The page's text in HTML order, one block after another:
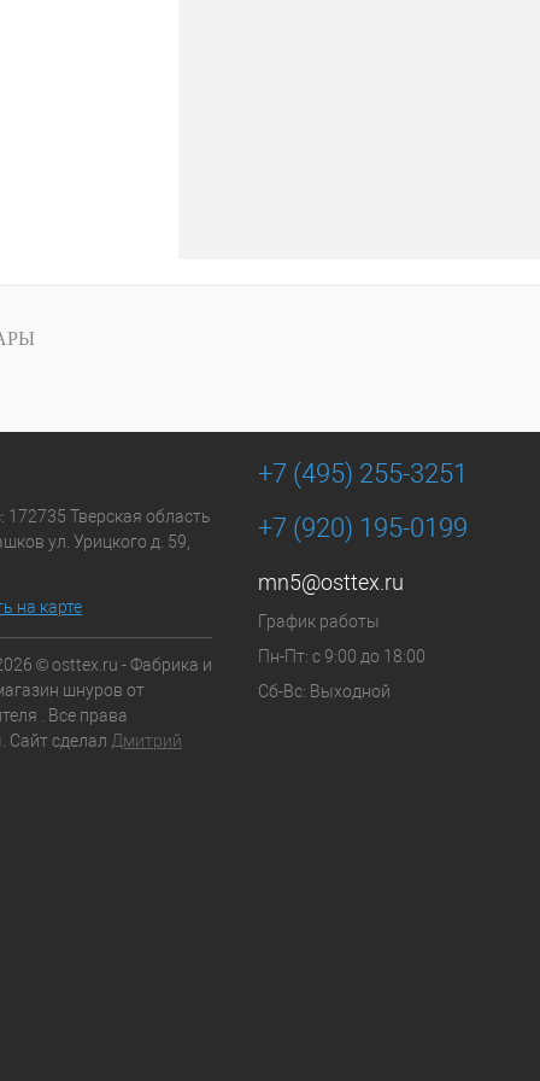
172735 Тверская область
ул. Урицкого д. 59,
на карте
© osttex.ru - Фабрика и
шнуров от
. Все права
Сайт сделал Дмитрий
+7 (495) 255-3251
+7 (920) 195-0199
mn5@osttex.ru
График работы
Пн-Пт: с 9:00 до 18:00
Сб-Вс: Выходной